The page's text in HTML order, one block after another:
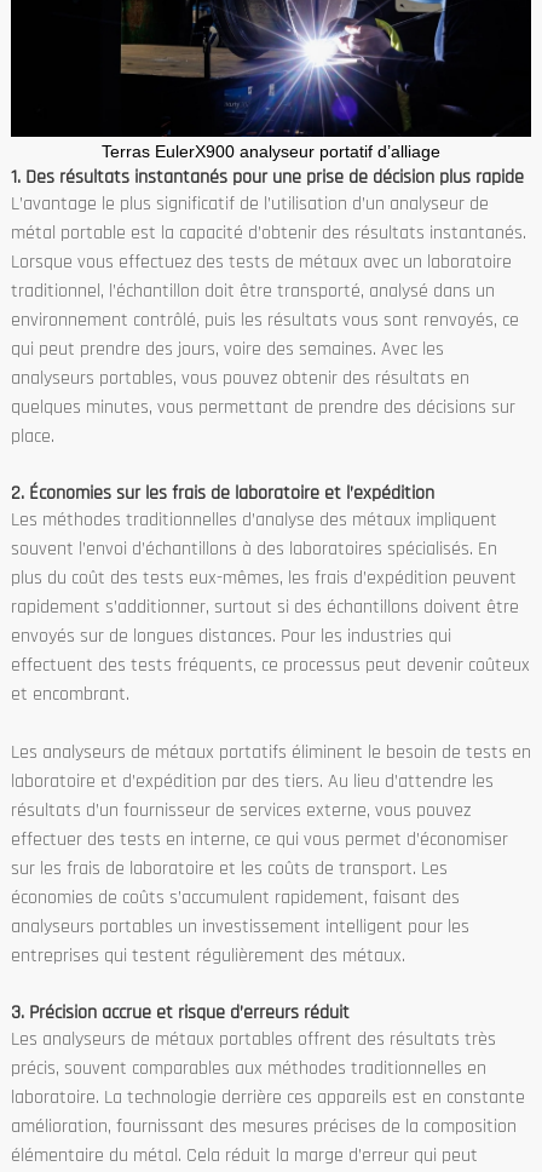
Terras EulerX900 analyseur portatif d’alliage
1. Des résultats instantanés pour une prise de décision plus rapide
L’avantage le plus significatif de l’utilisation d’un analyseur de
métal portable est la capacité d’obtenir des résultats instantanés.
Lorsque vous effectuez des tests de métaux avec un laboratoire
traditionnel, l’échantillon doit être transporté, analysé dans un
environnement contrôlé, puis les résultats vous sont renvoyés, ce
qui peut prendre des jours, voire des semaines. Avec les
analyseurs portables, vous pouvez obtenir des résultats en
quelques minutes, vous permettant de prendre des décisions sur
place.
2. Économies sur les frais de laboratoire et l’expédition
Les méthodes traditionnelles d’analyse des métaux impliquent
souvent l’envoi d’échantillons à des laboratoires spécialisés. En
plus du coût des tests eux-mêmes, les frais d’expédition peuvent
rapidement s’additionner, surtout si des échantillons doivent être
envoyés sur de longues distances. Pour les industries qui
effectuent des tests fréquents, ce processus peut devenir coûteux
et encombrant.
Les analyseurs de métaux portatifs éliminent le besoin de tests en
laboratoire et d’expédition par des tiers. Au lieu d’attendre les
résultats d’un fournisseur de services externe, vous pouvez
effectuer des tests en interne, ce qui vous permet d’économiser
sur les frais de laboratoire et les coûts de transport. Les
économies de coûts s’accumulent rapidement, faisant des
analyseurs portables un investissement intelligent pour les
entreprises qui testent régulièrement des métaux.
3. Précision accrue et risque d’erreurs réduit
Les analyseurs de métaux portables offrent des résultats très
précis, souvent comparables aux méthodes traditionnelles en
laboratoire. La technologie derrière ces appareils est en constante
amélioration, fournissant des mesures précises de la composition
élémentaire du métal. Cela réduit la marge d’erreur qui peut